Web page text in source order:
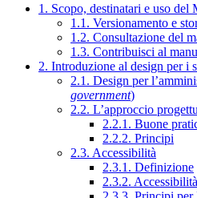
1. Scopo, destinatari e uso del
1.1. Versionamento e
1.2. Consultazione del
1.3. Contribuisci al
2. Introduzione al design per i
2.1. Design per
government)
2.2. L’approccio
2.2.1. Buone
2.2.2. Principi
2.3. Accessibilità
2.3.1. Definizione
2.3.2.